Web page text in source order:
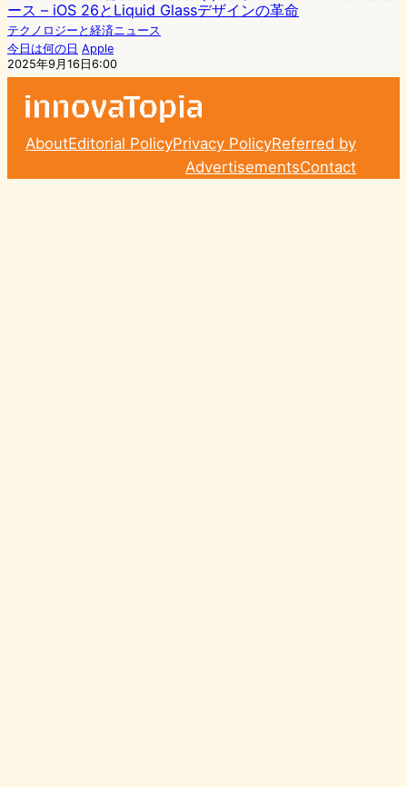
ース – iOS 26とLiquid Glassデザインの革命
テクノロジーと経済ニュース
今日は何の日 Apple
2025年9月16日6:00
AboutEditorial PolicyPrivacy PolicyReferred by
AdvertisementsContact